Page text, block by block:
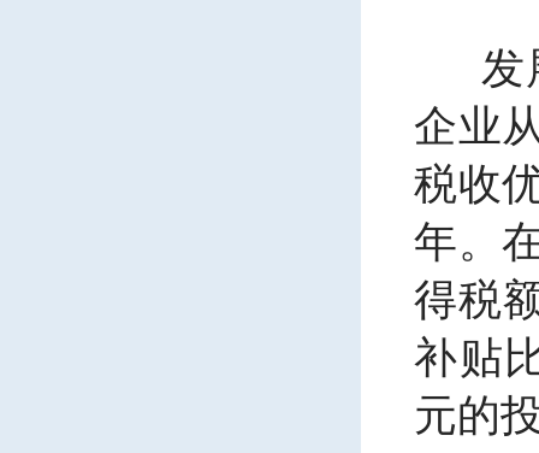
发
企业
税收
年。
得税
补贴
元的